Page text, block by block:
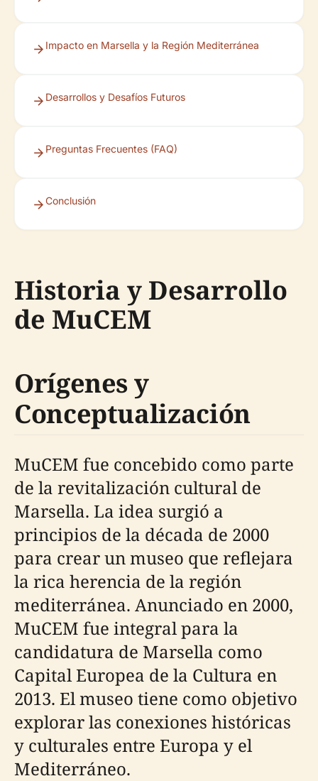
Impacto en Marsella y la Región Mediterránea
Desarrollos y Desafíos Futuros
Preguntas Frecuentes (FAQ)
Conclusión
Historia y Desarrollo
de MuCEM
Orígenes y
Conceptualización
MuCEM fue concebido como parte
de la revitalización cultural de
Marsella. La idea surgió a
principios de la década de 2000
para crear un museo que reflejara
la rica herencia de la región
mediterránea. Anunciado en 2000,
MuCEM fue integral para la
candidatura de Marsella como
Capital Europea de la Cultura en
2013. El museo tiene como objetivo
explorar las conexiones históricas
y culturales entre Europa y el
Mediterráneo.